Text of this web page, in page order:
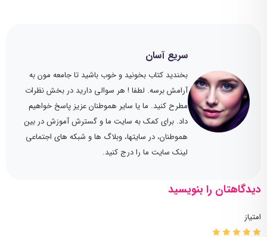
سریع آسان
بخندید کتاب بخونید و خوب باشید تا جامعه مون به
آرامش برسه. لطفا ! هر سوالی دارید در بخش نظرات
مطرح کنید. ما یا سایر هموطنان عزیز پاسخ خواهیم
داد. برای کمک به سایت ما و گسترش آموزش در بین
هموطنان، در سایتها، وبلاگ ها و شبکه های اجتماعی
لینک سایت ما را درج کنید.
دیدگاهتان را بنویسید
امتیاز